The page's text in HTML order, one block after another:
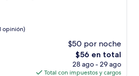
opinión)
$50 por noche
El
precio
actual
$56 en total
28 ago - 29 ago
Total con impuestos y cargos